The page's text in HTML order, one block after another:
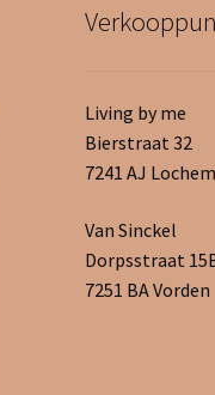
Living by me
Bierstraat 32
7241 AJ Lochem
Van Sinckel
Dorpsstraat
7251 BA Vorden